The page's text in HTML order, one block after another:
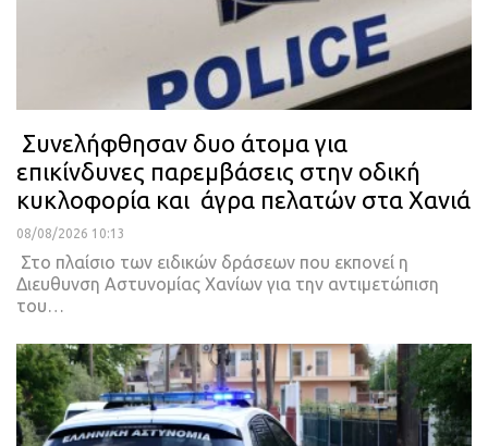
Συνελήφθησαν δυο άτομα για
επικίνδυνες παρεμβάσεις στην οδική
κυκλοφορία και άγρα πελατών στα Χανιά
08/08/2026 10:13
Στο πλαίσιο των ειδικών δράσεων που εκπονεί η
Διευθυνση Αστυνομίας Χανίων για την αντιμετώπιση
του…